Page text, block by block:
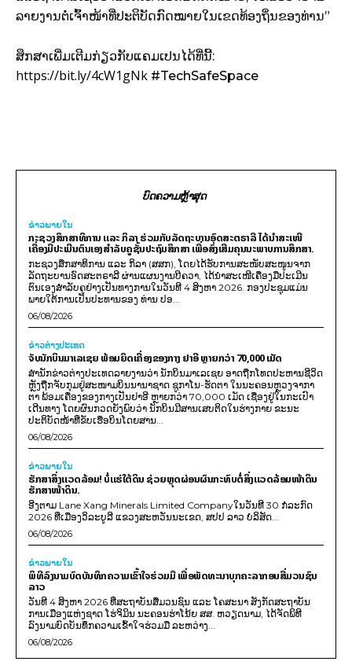
ລາຍງານຕໍ່ເຈົ້າໜ້າທີ່ປະຕິບັດກົດໝາຍໃນເຂດທ້ອງຖິ່ນຂອງທ່ານ”
ສຶກສາເພີ່ມເຕີມກ່ຽວກັບແຄມເປນໄດ້ທີ່ນີ້:
https://bit.ly/4cW1gNk #TechSafeSpace
ບົດຄວາມຫຼ້າສຸດ
ຂ່າວພາຍ​ໃນ
ກະຊວງສຶກສາທິການ ແລະ ກິລາ ຮ່ວມກັບລັດຖະບານອົດສະຕຣາລີ ໄດ້ນຳສະເໜີ
ເຄື່ອງມືປະເມີນຕົນເອງສຳລັບຄູຊັ້ນປະຖົມສຶກສາ ເພື່ອສົ່ງເສີມຄຸນນະພາບການສຶກສາ.
ກະຊວງສຶກສາທິການ ແລະ ກິລາ (ສສກ), ໂດຍໄດ້ຮັບການສະໜັບສະໜູນຈາກ
ລັດຖະບານອົດສະຕຣາລີ ຜ່ານແຜນງານບີຄວາ, ໄດ້ນຳສະເໜີເຄື່ອງມືປະເມີນ
ຕົນເອງສຳລັບຄູຢ່າງເປັນທາງການໃນວັນທີ 4 ສິງຫາ 2026. ກອງປະຊຸມແມ່ນ
ພາຍໃຕ້ການເປັນປະທານຂອງ ທ່ານ ປອ...
06/08/2026
ຂ່າວຕ່າງປະເທດ
ຈັບນັກບິນມາເລເຊຍ ພ້ອມຍຶດເຄື່ອງຂອງກາງ ຢາອີ ຫຼາຍກວ່າ 70,000 ເມັດ
ສຳນັກຂ່າວຕ່າງປະເທດລາຍງານວ່າ ນັກບິນມາເລເຊຍ ອາດຖືກໂທດປະຫານຊີວິດ
ຫຼັງຖືກຈັບກຸມຢູ່ສະໜາມບິນນານາຊາດ ຊູກາໂນ-ຮັດຕາ ໃນນະຄອນຫຼວງຈາກາ
ຕາ ພ້ອມເຄື່ອງຂອງກາງເປັນຢາອີ ຫຼາຍກວ່າ 70,000 ເມັດ ເຊື່ອງຢູ່ໃນກະເປົາ
ເດີນທາງ ໂດຍຜົນກວດຍັງພົບວ່າ ນັກບິນມີສານເສບຕິດໃນຮ່າງກາຍ ຂະນະ
ປະຕິບັດໜ້າທີ່ຂັບເຮືອບິນໂດຍສານ...
06/08/2026
ຂ່າວພາຍ​ໃນ
ຮັກສາສິ່ງແວດລ້ອມ! ບໍ່ແຮ່ໃຕ້ດິນ ຊ່ວຍຫຼຸດຜ່ອນຜົນກະທົບຕໍ່ສິ່ງແວດລ້ອມໜ້າດິນ
ຮັກສາໜ້າດິນ.
ອີງຕາມ Lane Xang Minerals Limited Companyໃນວັນທີ 30 ກໍລະກົດ
2026 ທີ່ເມືອງວິລະບູລີ ແຂວງສະຫວັນນະເຂດ, ສປປ ລາວ ບໍລິສັດ...
06/08/2026
ຂ່າວພາຍ​ໃນ
ພິທີລົງນາມບົດບັນທຶກຄວາມເຂົ້າໃຈຮ່ວມມື ເພື່ອພັດທະນາບຸກຄະລາກອນສື່ມວນຊົນ
ລາວ
ວັນທີ 4 ສິງຫາ 2026 ທີ່ສະຖາບັນສື່ມວນຊົນ ແລະ ໂຄສະນາ ສັງກັດສະຖາບັນ
ການເມືອງແຫ່ງຊາດ ໂຮ່ຈິມິນ ນະຄອນຮ່າໂນ້ຍ ສສ. ຫວຽດນາມ, ໄດ້ຈັດພິທີ
ລົງນາມບົດບັນທຶກຄວາມເຂົ້າໃຈຮ່ວມມື ລະຫວ່າງ...
06/08/2026